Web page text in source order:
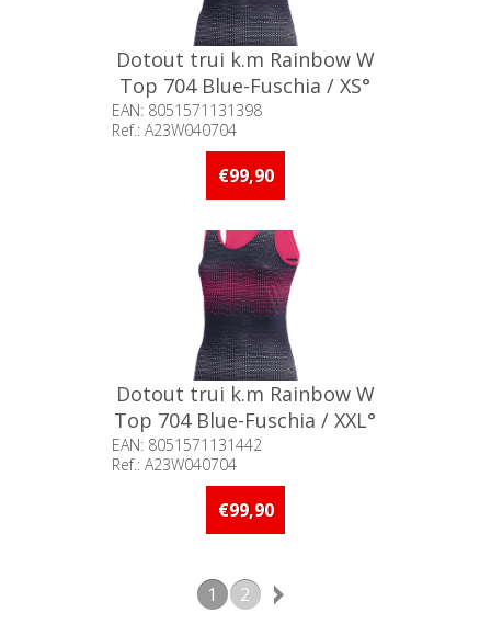
Dotout trui k.m Rainbow W
Top 704 Blue-Fuschia / XS°
EAN: 8051571131398
Ref.: A23W040704
Beschikbaarheid:: Minder dan 5
stuks op voorraad
€99,90
Dotout trui k.m Rainbow W
Top 704 Blue-Fuschia / XXL°
EAN: 8051571131442
Ref.: A23W040704
Beschikbaarheid:: Minder dan 5
stuks op voorraad
€99,90
1 2